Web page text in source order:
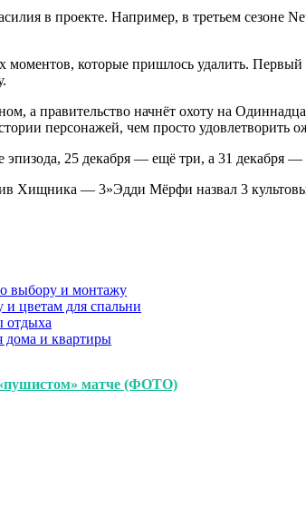
в проекте. Например, в третьем сезоне
моментов, которые пришлось удалить.
а правительство начнёт охоту на
персонажей, чем просто удовлетворить
25 декабря — ещё три, а 31 декабря
Хищника — 3»Эдди Мёрфи назвал 3
выбору и монтажу
и цветам для спальни
отдыха
дома и квартиры
матче (ФОТО)